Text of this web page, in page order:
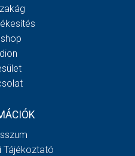
Tájékoztató